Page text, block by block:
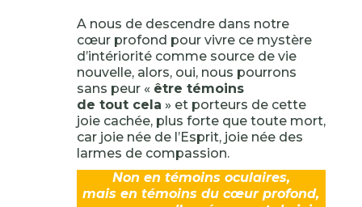
A nous de descendre dans notre
cœur profond pour vivre ce mystère
d’intériorité comme source de vie
nouvelle, alors, oui, nous pourrons
sans peur « être témoins
de tout cela » et porteurs de cette
joie cachée, plus forte que toute mort,
car joie née de l’Esprit, joie née des
larmes de compassion.
Non en témoins oculaires,
mais en témoins du cœur profond,